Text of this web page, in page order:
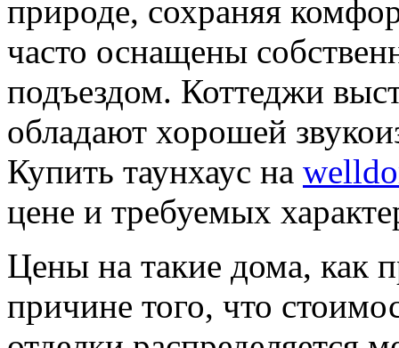
природе, сохраняя
часто оснащены
подъездом. Коттеджи
обладают хорошей
Купить таунхаус на
цене и требуемых
Цены на такие дома, как
причине того, что